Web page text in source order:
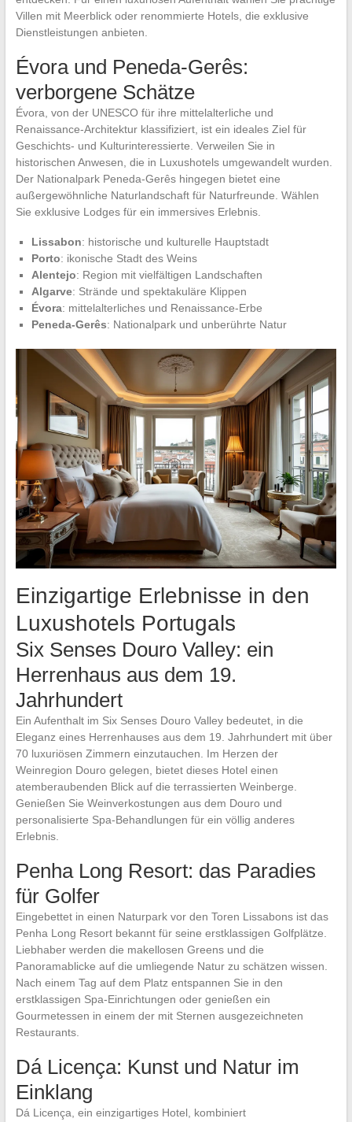
Villen mit Meerblick oder renommierte Hotels, die exklusive
Dienstleistungen anbieten.
Évora und Peneda-Gerês:
verborgene Schätze
Évora, von der UNESCO für ihre mittelalterliche und
Renaissance-Architektur klassifiziert, ist ein ideales Ziel für
Geschichts- und Kulturinteressierte. Verweilen Sie in
historischen Anwesen, die in Luxushotels umgewandelt wurden.
Der Nationalpark Peneda-Gerês hingegen bietet eine
außergewöhnliche Naturlandschaft für Naturfreunde. Wählen
Sie exklusive Lodges für ein immersives Erlebnis.
Lissabon: historische und kulturelle Hauptstadt
Porto: ikonische Stadt des Weins
Alentejo: Region mit vielfältigen Landschaften
Algarve: Strände und spektakuläre Klippen
Évora: mittelalterliches und Renaissance-Erbe
Peneda-Gerês: Nationalpark und unberührte Natur
Einzigartige Erlebnisse in den
Luxushotels Portugals
Six Senses Douro Valley: ein
Herrenhaus aus dem 19.
Jahrhundert
Ein Aufenthalt im Six Senses Douro Valley bedeutet, in die
Eleganz eines Herrenhauses aus dem 19. Jahrhundert mit über
70 luxuriösen Zimmern einzutauchen. Im Herzen der
Weinregion Douro gelegen, bietet dieses Hotel einen
atemberaubenden Blick auf die terrassierten Weinberge.
Genießen Sie Weinverkostungen aus dem Douro und
personalisierte Spa-Behandlungen für ein völlig anderes
Erlebnis.
Penha Long Resort: das Paradies
für Golfer
Eingebettet in einen Naturpark vor den Toren Lissabons ist das
Penha Long Resort bekannt für seine erstklassigen Golfplätze.
Liebhaber werden die makellosen Greens und die
Panoramablicke auf die umliegende Natur zu schätzen wissen.
Nach einem Tag auf dem Platz entspannen Sie in den
erstklassigen Spa-Einrichtungen oder genießen ein
Gourmetessen in einem der mit Sternen ausgezeichneten
Restaurants.
Dá Licença: Kunst und Natur im
Einklang
Dá Licença, ein einzigartiges Hotel, kombiniert